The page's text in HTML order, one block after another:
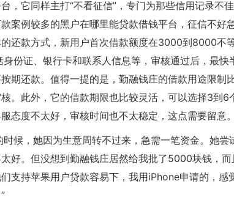
，它同样主打“不看征信”，专门为那些信用记录不
案例较多的黑户在哪里能贷款借钱平台，征信不好
还款方式，新用户首次借款额度在3000到8000不
份证、银行卡和联系人信息等，审核通过后，最快
期还款。值得一提的是，勤融钱庄的借款用途限制
。此外，它的借款期限也比较灵活，可以选择3到6
态度不太好，审核时间也不太稳定，这点需要留意。
候，她因为生意周转不过来，急需一笔资金。她尝
好。但没想到勤融钱庄居然给我批了5000块钱，
支持苹果用户贷款容易下，我用iPhone申请的，感